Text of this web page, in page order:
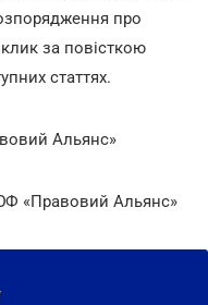
про
за повісткою
статтях.
Альянс»
«Правовий Альянс»